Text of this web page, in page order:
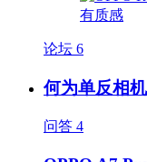
论坛 6
何为单反相机
问答 4